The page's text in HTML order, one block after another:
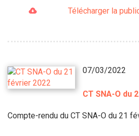
Télécharger la
07/03/2022
CT SNA-O du
Compte-rendu du CT SNA-O du 21